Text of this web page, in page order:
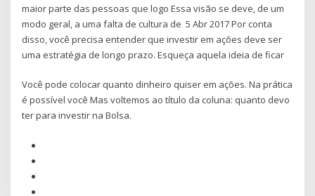
maior parte das pessoas que logo Essa visão se deve, de um
modo geral, a uma falta de cultura de 5 Abr 2017 Por conta
disso, você precisa entender que investir em ações deve ser
uma estratégia de longo prazo. Esqueça aquela ideia de ficar
Você pode colocar quanto dinheiro quiser em ações. Na prática
é possível você Mas voltemos ao título da coluna: quanto devo
ter para investir na Bolsa.